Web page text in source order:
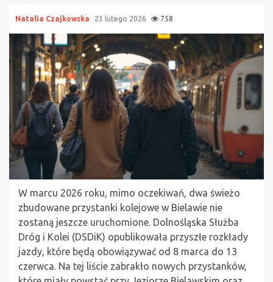
Natalia Czajkowska 23 lutego 2026 758
W marcu 2026 roku, mimo oczekiwań, dwa świeżo
zbudowane przystanki kolejowe w Bielawie nie
zostaną jeszcze uruchomione. Dolnośląska Służba
Dróg i Kolei (DSDiK) opublikowała przyszłe rozkłady
jazdy, które będą obowiązywać od 8 marca do 13
czerwca. Na tej liście zabrakło nowych przystanków,